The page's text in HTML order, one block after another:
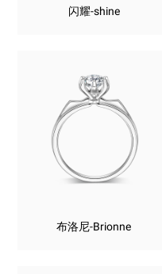
闪耀-shine
布洛尼-Brionne